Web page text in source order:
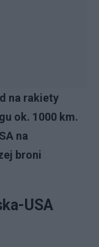
na rakiety
ok. 1000 km.
na
broni
USA